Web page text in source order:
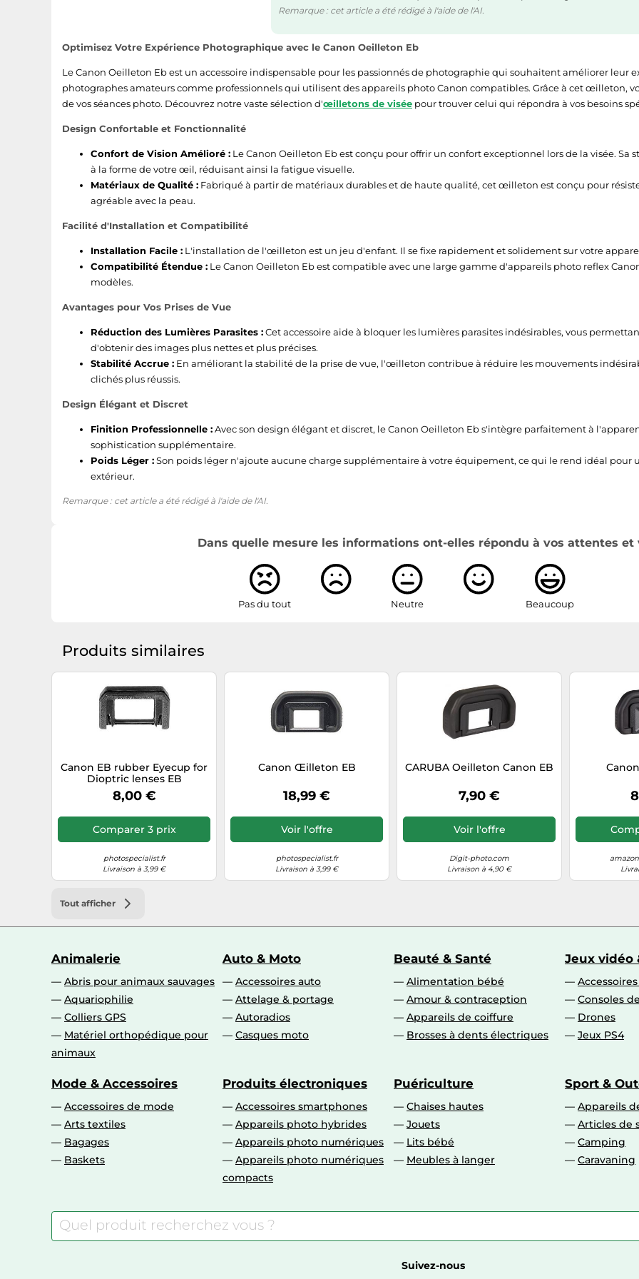
Remarque : cet article a été rédigé à l'aide de l'AI.
Optimisez Votre Expérience Photographique avec le Canon Oeilleton Eb
Le Canon Oeilleton Eb est un accessoire indispensable pour les passionnés de photographie qui souhaitent améliorer leur
photographes amateurs comme professionnels qui utilisent des appareils photo Canon compatibles. Grâce à cet œilleton,
de vos séances photo. Découvrez notre vaste sélection d'œilletons de visée pour trouver celui qui répondra à vos besoins
Design Confortable et Fonctionnalité
Confort de Vision Amélioré : Le Canon Oeilleton Eb est conçu pour offrir un confort exceptionnel lors de la visée.
à la forme de votre œil, réduisant ainsi la fatigue visuelle.
Matériaux de Qualité : Fabriqué à partir de matériaux durables et de haute qualité, cet œilleton est conçu pour
agréable avec la peau.
Facilité d'Installation et Compatibilité
Installation Facile : L'installation de l'œilleton est un jeu d'enfant. Il se fixe rapidement et solidement sur votre
Compatibilité Étendue : Le Canon Oeilleton Eb est compatible avec une large gamme d'appareils photo reflex
modèles.
Avantages pour Vos Prises de Vue
Réduction des Lumières Parasites :Cet accessoire aide à bloquer les lumières parasites indésirables, vous
d'obtenir des images plus nettes et plus précises.
Stabilité Accrue : En améliorant la stabilité de la prise de vue, l'œilleton contribue à réduire les mouvements
clichés plus réussis.
Design Élégant et Discret
Finition Professionnelle :Avec son design élégant et discret, le Canon Oeilleton Eb s'intègre parfaitement à
sophistication supplémentaire.
Poids Léger :Son poids léger n'ajoute aucune charge supplémentaire à votre équipement, ce qui le rend idéal pour
extérieur.
Remarque : cet article a été rédigé à l'aide de l'AI.
Dans quelle mesure les informations ont-elles répondu à vos attentes et
Pas du tout Neutre Beaucoup
Produits similaires
Canon EB rubber Eyecup for
Dioptric lenses EB
adaptateur d'objectifs
d'appareil photo
8,00 €
Comparer 3 prix
photospecialist.fr
Livraison à 3,99 €
Canon Œilleton EB
18,99 €
Voir l'offre
photospecialist.fr
Livraison à 3,99 €
CARUBA Oeilleton Canon EB
7,90 €
Voir l'offre
Digit-photo.com
Livraison à 4,90 €
Tout afficher
Animalerie
Abris pour animaux sauvages
Aquariophilie
Colliers GPS
Matériel orthopédique pour
animaux
Auto & Moto
Accessoires auto
Attelage & portage
Autoradios
Casques moto
Beauté & Santé
Alimentation bébé
Amour & contraception
Appareils de coiffure
Brosses à dents électriques
Jeux vidéo
Consoles
Drones
Jeux PS4
Mode & Accessoires
Accessoires de mode
Arts textiles
Bagages
Baskets
Produits électroniques
Accessoires smartphones
Appareils photo hybrides
Appareils photo numériques
Appareils photo numériques
compacts
Puériculture
Chaises hautes
Jouets
Lits bébé
Meubles à langer
Sport &
Appareils
Articles de
Camping
Caravaning
Suivez-nous